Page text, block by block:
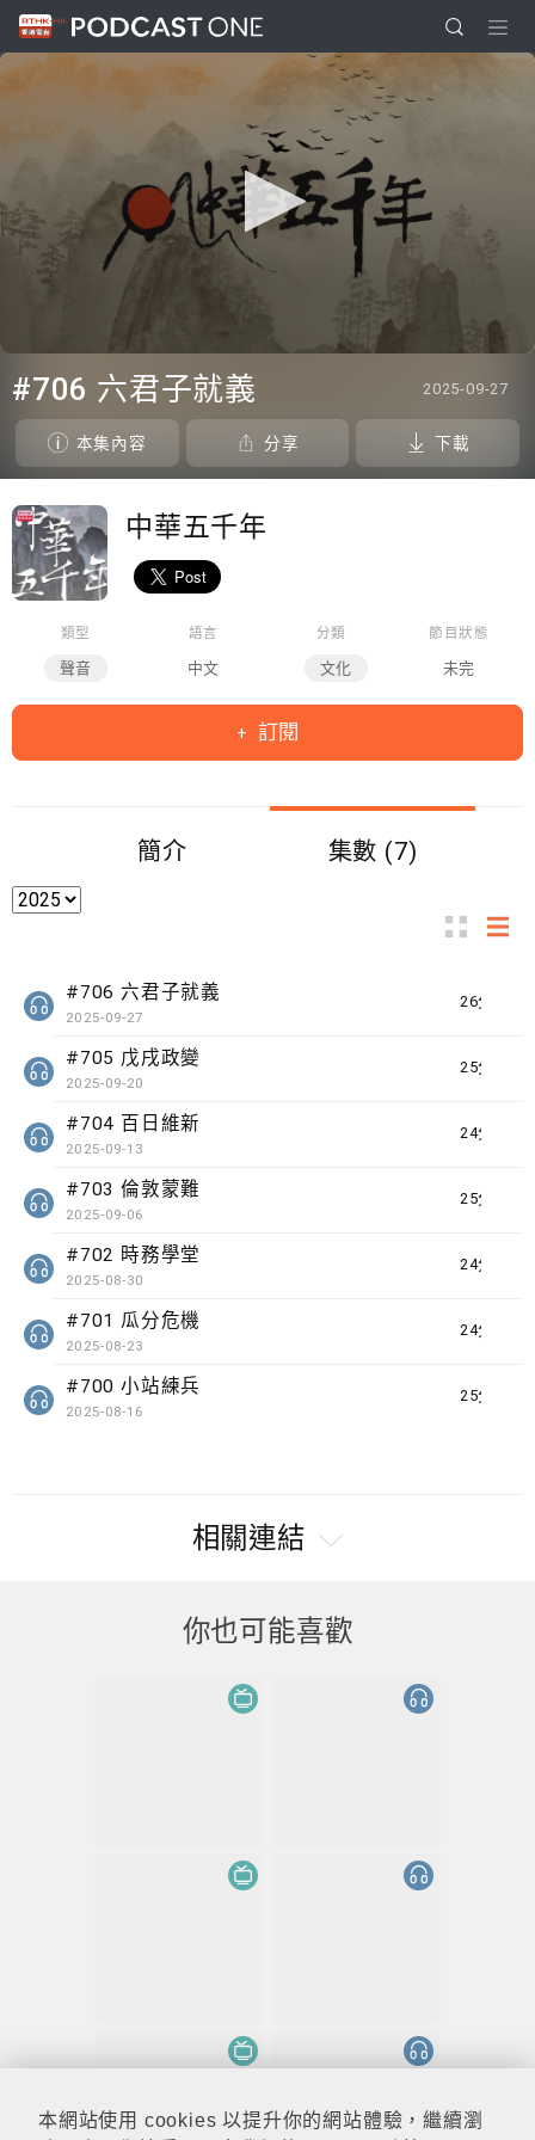
本網站使用 cookies 以提升你的網站體驗，繼續瀏
seconds
of
26
minutes,
13
seconds
#706 六君子就義 2025-09-27
本集內容 分享 下載
中華五千年
類型
聲音
語言
中文
分類
文化
節目狀態
未完
訂閱
簡介 集數 (7)
26分鐘
#706 六君子就義
2025-09-27
25分鐘
#705 戊戌政變
2025-09-20
24分鐘
#704 百日維新
2025-09-13
25分鐘
#703 倫敦蒙難
2025-09-06
24分鐘
#702 時務學堂
2025-08-30
24分鐘
#701 瓜分危機
2025-08-23
25分鐘
#700 小站練兵
2025-08-16
相關連結
你也可能喜歡